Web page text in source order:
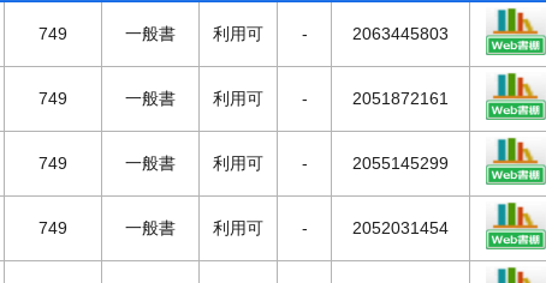
749 一般書 利用可 - 2063445803
749 一般書 利用可 - 2051872161
749 一般書 利用可 - 2055145299
749 一般書 利用可 - 2052031454